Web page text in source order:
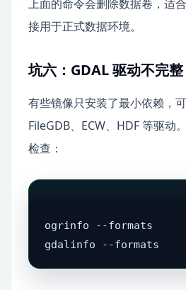
上面的命令会删除数据卷，适
接用于正式数据环境。
坑六：GDAL 驱动不完整
有些镜像只安装了最小依赖，可
FileGDB、ECW、HDF 等驱动
检查：
ogrinfo --formats
gdalinfo --formats